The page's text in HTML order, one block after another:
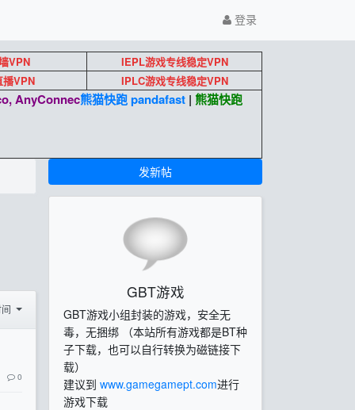
登录
VPN
IEPL游戏专线稳定VPN
VPN IPLC游戏专线稳定VPN
AnyConnec熊猫快跑 pandafast| 熊猫快跑
0
发新帖
GBT游戏
GBT游戏小组封装的游戏，安全无
毒，无捆绑 （本站所有游戏都是BT种
子下载，也可以自行转换为磁链接下
载）
建议到 www.gamegamept.com进行
游戏下载